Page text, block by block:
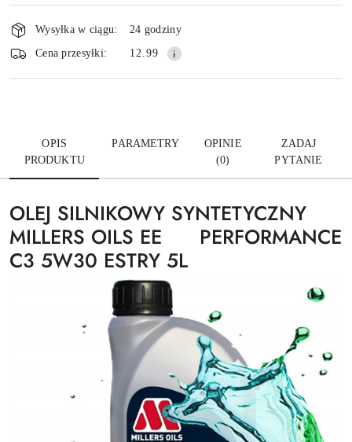
Wyślij
Dostępność
i
dostawa
Wysyłka w ciągu:
24 godziny
Cena przesyłki:
12.99
OPIS
PRODUKTU
PARAMETRY
OPINIE
(0)
ZADAJ
PYTANIE
OLEJ SILNIKOWY SYNTETYCZNY
MILLERS OILS EE PERFORMANCE
C3 5W30 ESTRY 5L